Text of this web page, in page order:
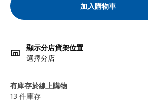
加入購物車
顯示分店貨架位置
選擇分店
有庫存於線上購物
13 件庫存